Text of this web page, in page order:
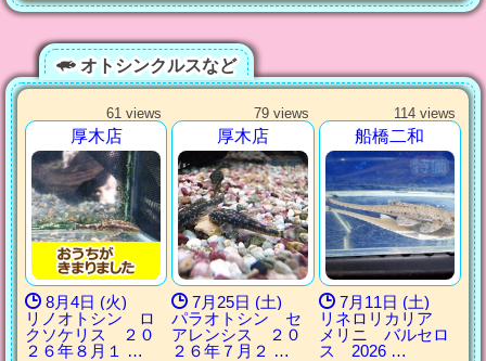
オトシンクルスなど
61 views
厚木店
8月4日 (火)
リノオトシン ロ
クソケリス ２０
２６年８月１ …
79 views
厚木店
7月25日 (土)
パラオトシン セ
アレンシス ２０
２６年７月２ …
114 views
船橋二和
7月11日 (土)
リネロリカリア
メリニ バルセロ
ス 2026 …